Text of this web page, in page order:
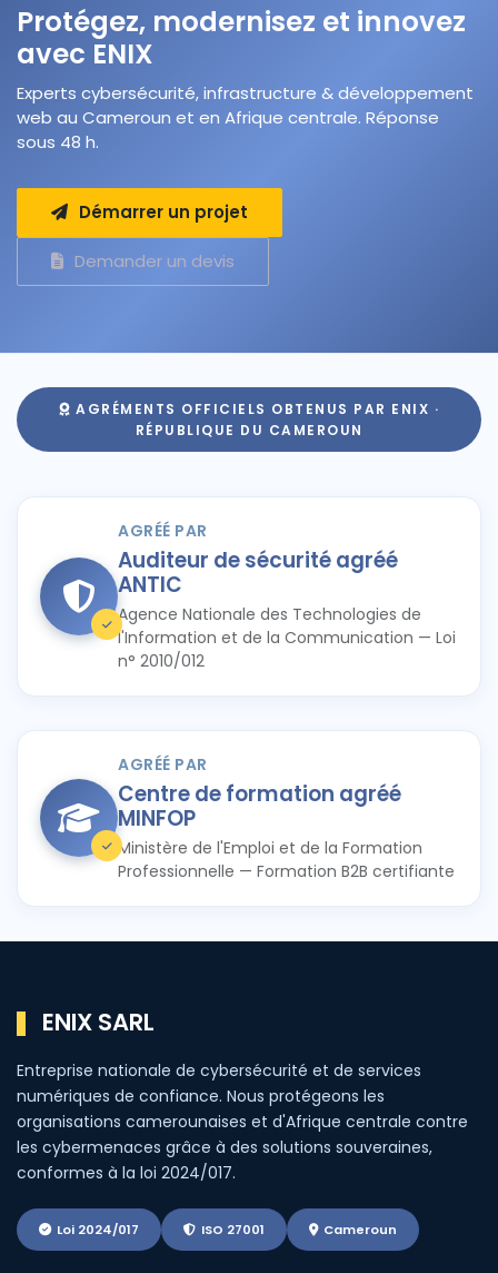
Protégez, modernisez et innovez
avec ENIX
Experts cybersécurité, infrastructure & développement
web au Cameroun et en Afrique centrale. Réponse
sous 48 h.
Démarrer un projet
Demander un devis
AGRÉMENTS OFFICIELS OBTENUS PAR ENIX ·
RÉPUBLIQUE DU CAMEROUN
AGRÉÉ PAR
Auditeur de sécurité agréé
ANTIC
Agence Nationale des Technologies de
l'Information et de la Communication — Loi
n° 2010/012
AGRÉÉ PAR
Centre de formation agréé
MINFOP
Ministère de l'Emploi et de la Formation
Professionnelle — Formation B2B certifiante
ENIX SARL
Entreprise nationale de cybersécurité et de services
numériques de confiance. Nous protégeons les
organisations camerounaises et d'Afrique centrale contre
les cybermenaces grâce à des solutions souveraines,
conformes à la loi 2024/017.
Loi 2024/017 ISO 27001 Cameroun